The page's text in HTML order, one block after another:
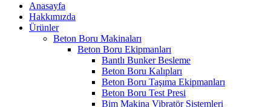
Anasayfa
Hakkımızda
Ürünler
Beton Boru Makinaları
Beton Boru Ekipmanları
Bantlı Bunker Besleme
Beton Boru Kalıpları
Beton Boru Taşıma Ekipmanları
Beton Boru Test Presi
Bim Makina Vibratör Sistemleri